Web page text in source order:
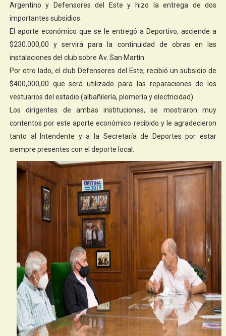
Argentino y Defensores del Este y hizo la entrega de dos
importantes subsidios.
El aporte económico que se le entregó a Deportivo, asciende a
$230.000,00 y servirá para la continuidad de obras en las
instalaciones del club sobre Av. San Martín.
Por otro lado, el club Defensores del Este, recibió un subsidio de
$400,000,00 que será utilizado para las reparaciones de los
vestuarios del estadio (albañilería, plomería y electricidad).
Los dirigentes de ambas instituciones, se mostraron muy
contentos por este aporte económico recibido y le agradecieron
tanto al Intendente y a la Secretaría de Deportes por estar
siempre presentes con el deporte local.